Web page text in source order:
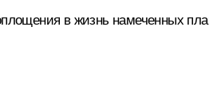
в жизнь намеченных